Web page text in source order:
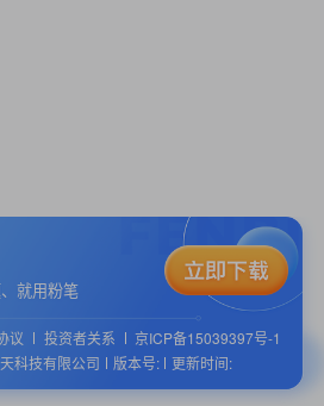
就用粉笔
议 投资者关系
京ICP备15039397号-1
科技有限公司
版本号: 更新时间: